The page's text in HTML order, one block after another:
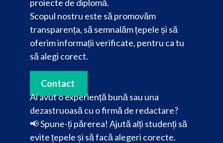
proiecte de diplomă.
Scopul nostru este să promovăm
transparența, să semnalăm țepele și să
oferim informații verificate, pentru ca tu
să alegi corect.
Contact
Ai avut o experiență bună sau una
dezastruoasă cu o firmă de redactare?
📢 Spune-ți părerea! Ajută alți studenți să
evite țepele și să facă alegeri corecte.